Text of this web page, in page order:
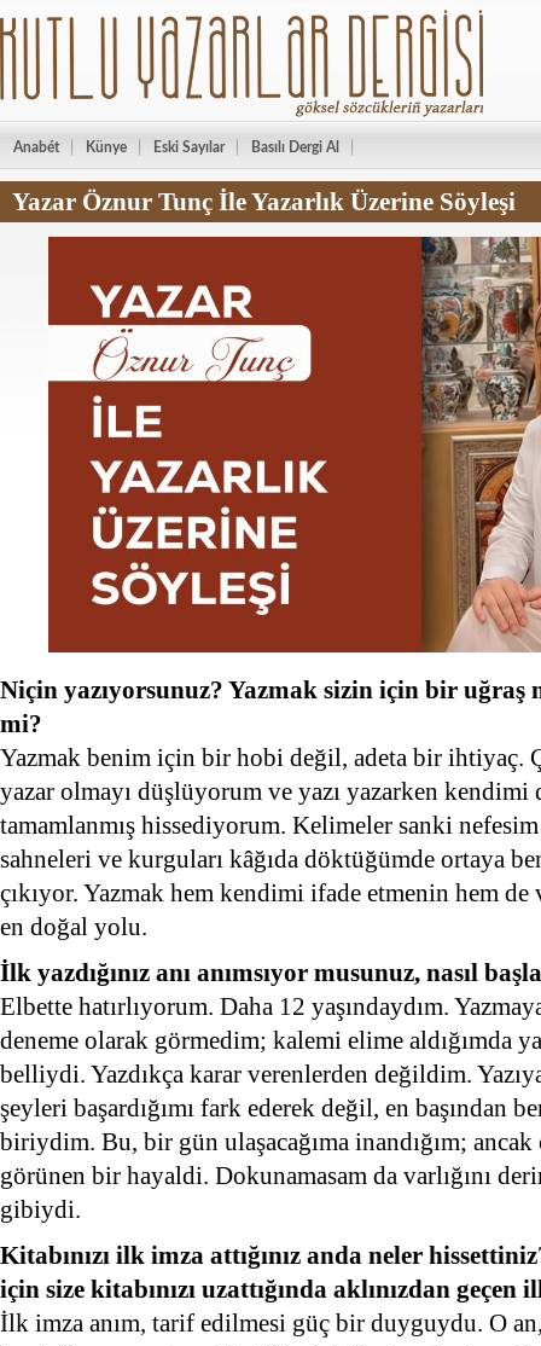
Anabét Künye Eski Sayılar Basılı Dergi Al
Yazar Öznur Tunç İle Yazarlık Üzerine Söyleşi
Niçin yazıyorsunuz? Yazmak sizin için bir uğraş
mi?
Yazmak benim için bir hobi değil, adeta bir ihtiyaç.
yazar olmayı düşlüyorum ve yazı yazarken kendimi
tamamlanmış hissediyorum. Kelimeler sanki
sahneleri ve kurguları kâğıda döktüğümde ortaya
çıkıyor. Yazmak hem kendimi ifade etmenin hem de
en doğal yolu.
İlk yazdığınız anı anımsıyor musunuz, nasıl
Elbette hatırlıyorum. Daha 12 yaşındaydım.
deneme olarak görmedim; kalemi elime aldığımda
belliydi. Yazdıkça karar verenlerden değildim.
şeyleri başardığımı fark ederek değil, en başından
biriydim. Bu, bir gün ulaşacağıma inandığım;
görünen bir hayaldi. Dokunamasam da varlığını
gibiydi.
Kitabınızı ilk imza attığınız anda neler
için size kitabınızı uzattığında aklınızdan
İlk imza anım, tarif edilmesi güç bir duyguydu. O